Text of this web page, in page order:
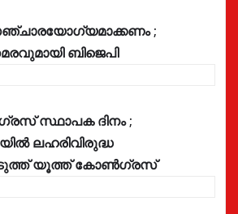
;
ബിജെപി
സ്ഥാപക ദിനം ;
ലഹരിവിരുദ്ധ
യൂത്ത് കോൺഗ്രസ്